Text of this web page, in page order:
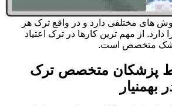
های مختلفی دارد و در واقع ترک هر
از مهم ترین کارها در ترک اعتیاد
متخصص است.
پزشکان متخصص ترک
بهمنیار